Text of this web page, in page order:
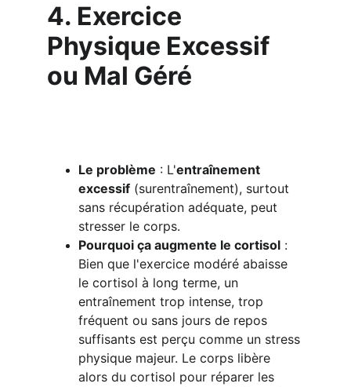
4. Exercice
Physique Excessif
ou Mal Géré
Le problème : L'entraînement
excessif (surentraînement), surtout
sans récupération adéquate, peut
stresser le corps.
Pourquoi ça augmente le cortisol :
Bien que l'exercice modéré abaisse
le cortisol à long terme, un
entraînement trop intense, trop
fréquent ou sans jours de repos
suffisants est perçu comme un stress
physique majeur. Le corps libère
alors du cortisol pour réparer les